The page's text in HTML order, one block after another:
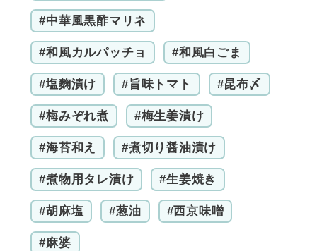
#中華風黒酢マリネ
#和風カルパッチョ #和風白ごま
#塩麴漬け #旨味トマト #昆布〆
#梅みぞれ煮 #梅生姜漬け
#海苔和え #煮切り醤油漬け
#煮物用タレ漬け #生姜焼き
#胡麻塩 #葱油 #西京味噌
#麻婆